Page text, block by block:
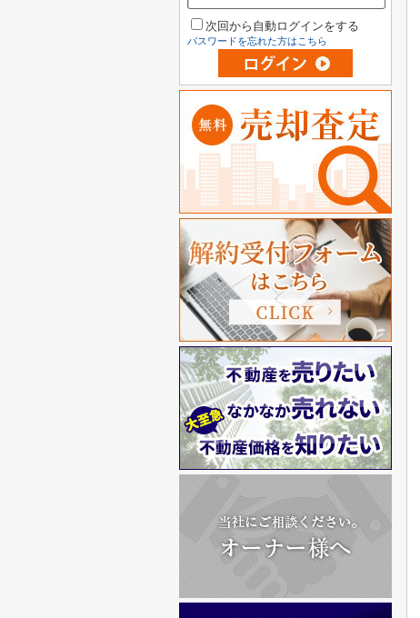
次回から自動ログインをする
パスワードを忘れた方はこちら